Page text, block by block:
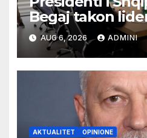
Begaj takon
shqiptare në
AUG 6, 2026 ADMINI
AKTUALITET OPINIONE